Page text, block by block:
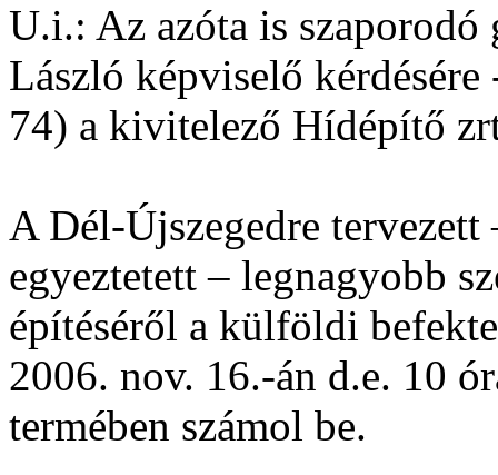
U.i.: Az azóta is
László képviselő
74) a kivitelező Hídépítő
A Dél-Újszegedre
egyeztetett – legnagyobb
építéséről a külföldi
2006. nov. 16.-án d.e. 10
termében számol be.